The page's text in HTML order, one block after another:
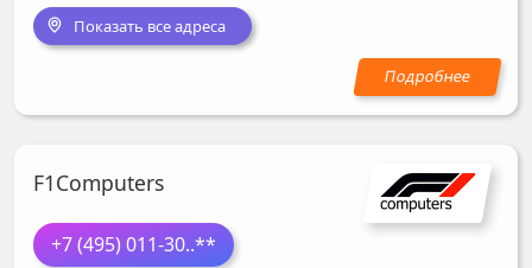
Показать все адреса
F1Computers
+7 (495) 011-30..**